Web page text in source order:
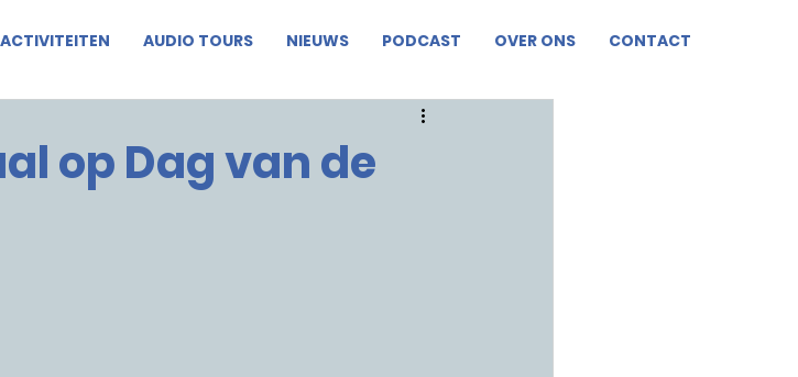
ACTIVITEITEN AUDIO TOURS NIEUWS PODCAST OVER ONS CONTACT
op Dag van de